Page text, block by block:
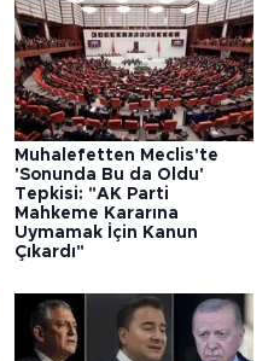
Muhalefetten Meclis'te
'Sonunda Bu da Oldu'
Tepkisi: "AK Parti
Mahkeme Kararına
Uymamak İçin Kanun
Çıkardı"